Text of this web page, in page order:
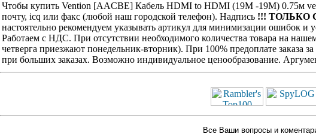
Чтобы купить Vention [AACBE] Кабель HDMI to HDMI (19M -19M) 0.75м
почту, icq или факс (любой наш городской телефон). Надпись !!! ТОЛЬКО
настоятельно рекомендуем указывать артикул для минимизации ошибок и
Работаем с НДС. При отсутствии необходимого количества товара на
четверга приезжают понедельник-вторник). При 100% предоплате заказа
при больших заказах. Возможно индивидуальное ценообразование.
Все Ваши вопросы и